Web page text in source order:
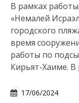
В рамках
«Немалей
городского
время
работы по
Кирьят-Хаиме. В
17/06/2024